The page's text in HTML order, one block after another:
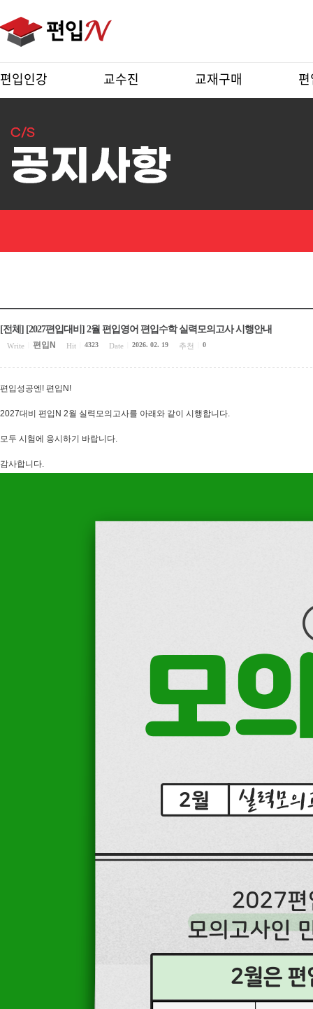
편입인강 교수진 교재구매
[전체] [2027편입대비] 2월 편입영어 편입수학 실력모의고사 시행안내
Write 편입N Hit 4323 Date 2026. 02. 19 추천 0
편입성공엔! 편입N!
2027대비 편입N 2월 실력모의고사를 아래와 같이 시행합니다.
모두 시험에 응시하기 바랍니다.
감사합니다.